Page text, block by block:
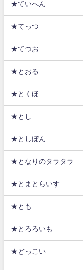
★ていへん
★てっつ
★てつお
★とおる
★とくほ
★とし
★としぼん
★となりのタラタラ
★とまとらいす
★とも
★とろろいも
★どっこい